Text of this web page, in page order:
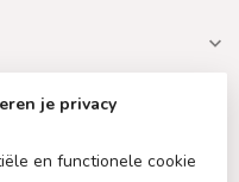
je privacy
en functionele cookie